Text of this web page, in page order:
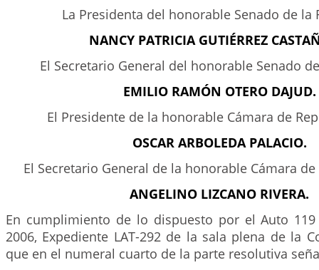
La Presidenta del honorable Senado de la
NANCY PATRICIA GUTIÉRREZ
El Secretario General del honorable Senado
EMILIO RAMÓN OTERO DAJUD.
El Presidente de la honorable Cámara de
OSCAR ARBOLEDA PALACIO.
El Secretario General de la honorable Cámara
ANGELINO LIZCANO RIVERA.
En cumplimiento de lo dispuesto por el Auto
2006, Expediente LAT-292 de la sala plena de la
que en el numeral cuarto de la parte resolutiva